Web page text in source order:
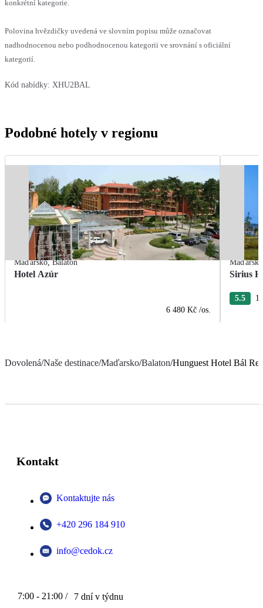
konkrétní kategorie.
Polovina hvězdičky uvedená ve slovním popisu může označovat
nadhodnocenou nebo podhodnocenou kategorii ve srovnání s oficiální
kategorií.
Kód nabídky: XHU2BAL
Podobné hotely v regionu
Maďarsko,Balaton
Hotel Azúr
6 480 Kč /os.
Maďarsko
Sirius
5.5
Dovolená/Naše destinace/Maďarsko/Balaton/Hunguest Hotel Bál
Kontakt
Kontaktujte nás
+420 296 184 910
info@cedok.cz
7:00 - 21:00 / 7 dní v týdnu